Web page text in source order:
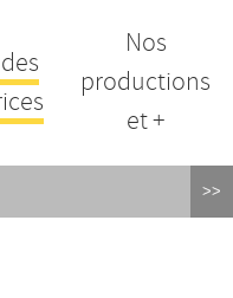
Nos
productions
et +